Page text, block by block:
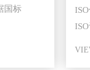
国标